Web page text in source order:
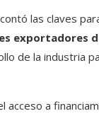
las claves
exportadores
de la industria
acceso a